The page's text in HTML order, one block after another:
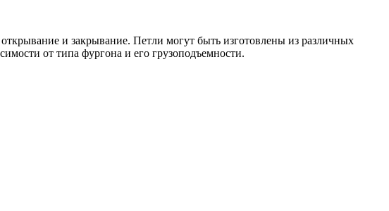
и закрывание. Петли могут быть изготовлены из различных
от типа фургона и его грузоподъемности.